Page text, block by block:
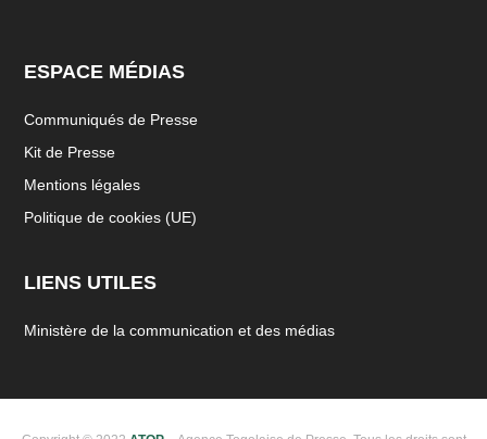
ESPACE MÉDIAS
Communiqués de Presse
Kit de Presse
Mentions légales
Politique de cookies (UE)
LIENS UTILES
Ministère de la communication et des médias